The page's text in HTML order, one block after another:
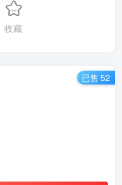
收藏
已售 52